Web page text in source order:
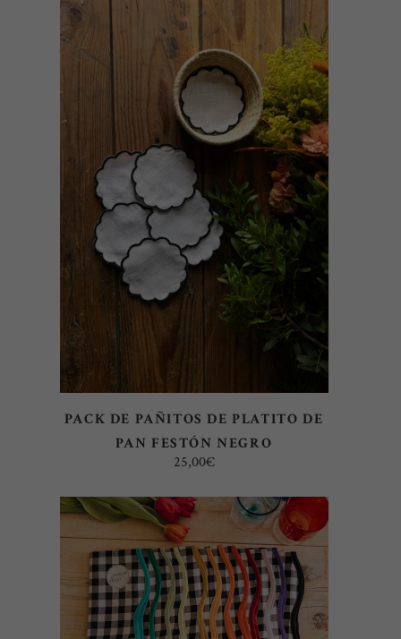
SELECT OPTIONS
PACK DE PAÑITOS DE PLATITO DE
PAN FESTÓN NEGRO
25,00€
SELECT OPTIONS
Este
producto
tiene